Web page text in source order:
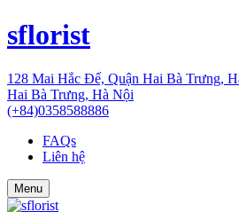
sflorist
128 Mai Hắc Đế, Quận Hai Bà Trưng,
Hai Bà Trưng, Hà Nội
(+84)0358588886
FAQs
Liên hệ
Menu